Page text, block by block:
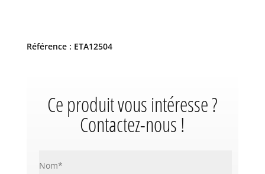
Référence : ETA12504
Ce produit vous intéresse ?
Contactez-nous !